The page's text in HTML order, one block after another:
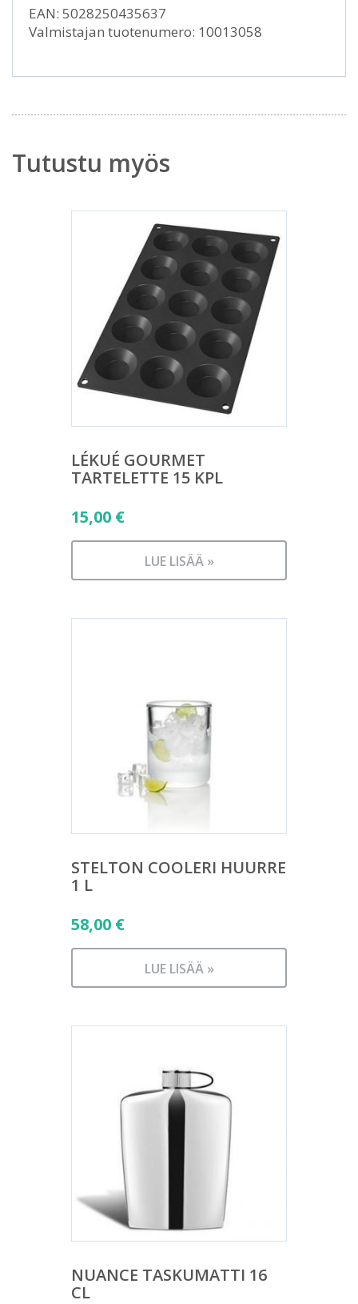
EAN: 5028250435637
Valmistajan tuotenumero: 10013058
Tutustu myös
LÉKUÉ GOURMET
TARTELETTE 15 KPL
15,00 €
LUE LISÄÄ »
STELTON COOLERI HUURRE
1 L
58,00 €
LUE LISÄÄ »
NUANCE TASKUMATTI 16
CL